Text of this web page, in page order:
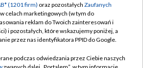
TVP
Cyfrowa
Polityka prywatności
Moje zgody
Pomoc
(1201 firm) oraz pozostałych Zaufanych
celach marketingowych (w tym do
reklam do Twoich zainteresowań i
i pozostałych, które wskazujemy poniżej, a
przez nas identyfikatora PPID do Google.
podczas odwiedzania przez Ciebie naszych